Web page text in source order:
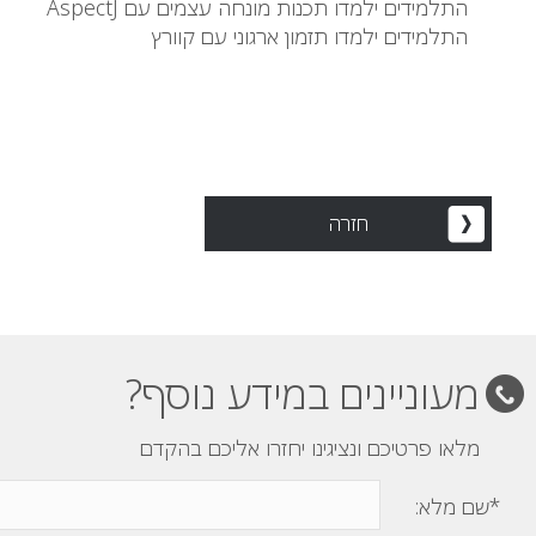
התלמידים ילמדו תכנות מונחה עצמים עם AspectJ
התלמידים ילמדו תזמון ארגוני עם קוורץ
חזרה
מעוניינים במידע נוסף?
מלאו פרטיכם ונציגינו יחזרו אליכם בהקדם
*שם מלא: